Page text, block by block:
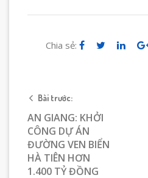
Chia sẻ:
Bài trước:
AN GIANG: KHỞI
CÔNG DỰ ÁN
ĐƯỜNG VEN BIỂN
HÀ TIÊN HƠN
1.400 TỶ ĐỒNG